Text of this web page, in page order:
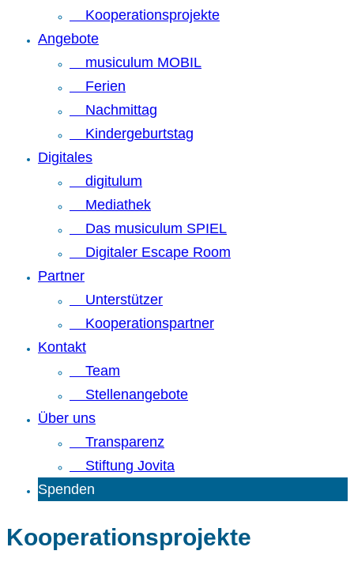
Kooperationsprojekte
Angebote
musiculum MOBIL
Ferien
Nachmittag
Kindergeburtstag
Digitales
digitulum
Mediathek
Das musiculum SPIEL
Digitaler Escape Room
Partner
Unterstützer
Kooperationspartner
Kontakt
Team
Stellenangebote
Über uns
Transparenz
Stiftung Jovita
Spenden
Kooperationsprojekte